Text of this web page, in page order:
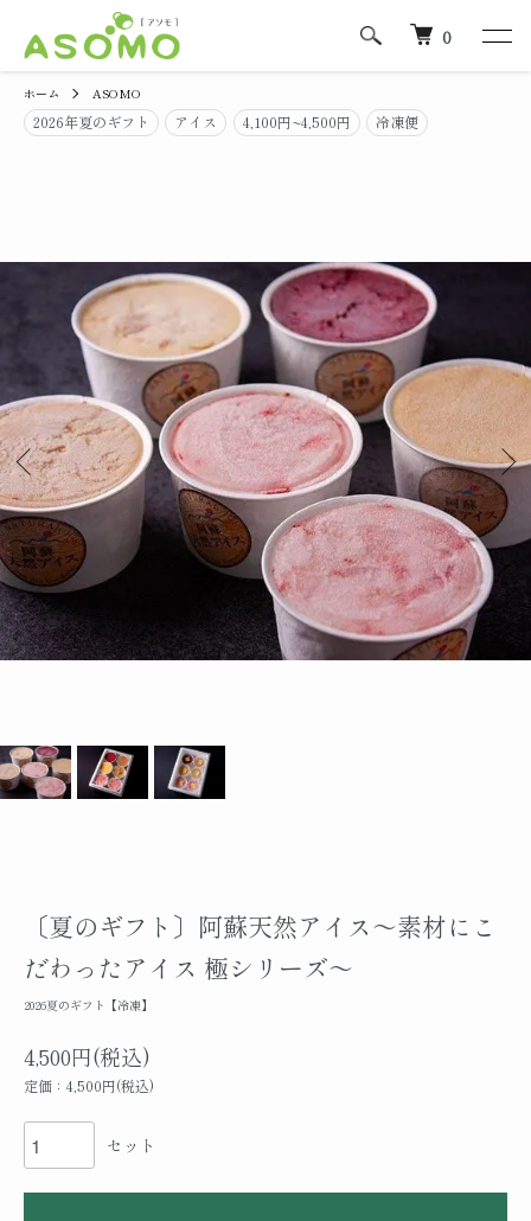
0
ホーム ASOMO
2026年夏のギフト アイス 4,100円~4,500円 冷凍便
〔夏のギフト〕阿蘇天然アイス～素材にこ
だわったアイス 極シリーズ～
2026夏のギフト【冷凍】
4,500円(税込)
定価：4,500円(税込)
セット